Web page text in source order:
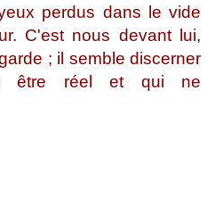
perdus dans le vide
C'est nous devant lui,
; il semble discerner
être réel et qui ne